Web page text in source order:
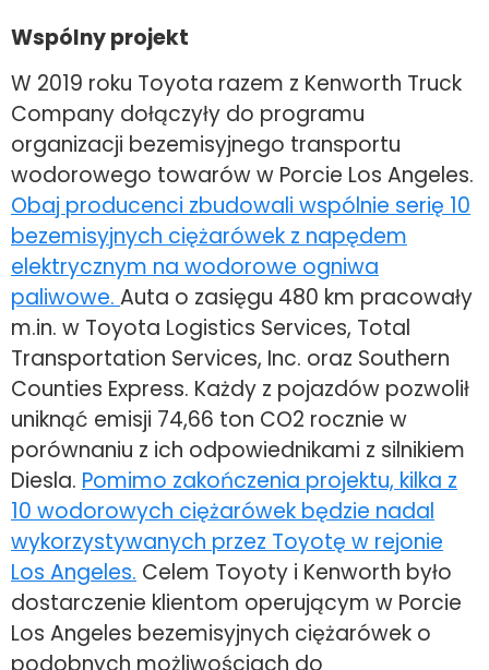
Wspólny projekt
W 2019 roku Toyota razem z Kenworth Truck
Company dołączyły do programu
organizacji bezemisyjnego transportu
wodorowego towarów w Porcie Los Angeles.
Obaj producenci zbudowali wspólnie serię 10
bezemisyjnych ciężarówek z napędem
elektrycznym na wodorowe ogniwa
paliwowe. Auta o zasięgu 480 km pracowały
m.in. w Toyota Logistics Services, Total
Transportation Services, Inc. oraz Southern
Counties Express. Każdy z pojazdów pozwolił
uniknąć emisji 74,66 ton CO2 rocznie w
porównaniu z ich odpowiednikami z silnikiem
Diesla. Pomimo zakończenia projektu, kilka z
10 wodorowych ciężarówek będzie nadal
wykorzystywanych przez Toyotę w rejonie
Los Angeles. Celem Toyoty i Kenworth było
dostarczenie klientom operującym w Porcie
Los Angeles bezemisyjnych ciężarówek o
podobnych możliwościach do